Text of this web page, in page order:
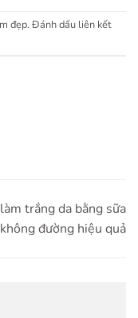
đẹp. Đánh dấu liên kết
trắng da bằng sữa
đường hiệu quả